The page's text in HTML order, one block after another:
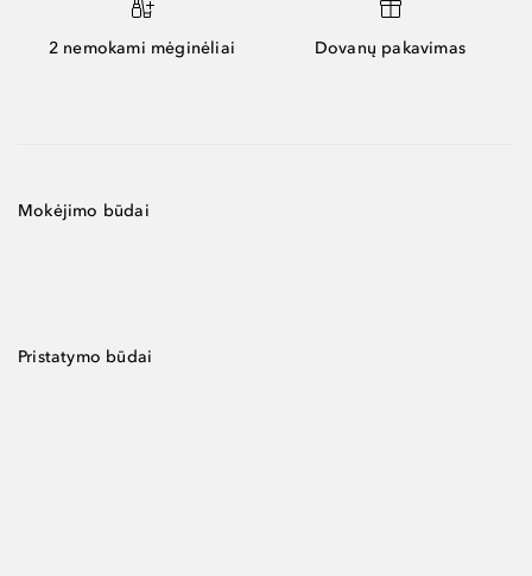
2 nemokami mėginėliai Dovanų pakavimas
Mokėjimo būdai
Pristatymo būdai